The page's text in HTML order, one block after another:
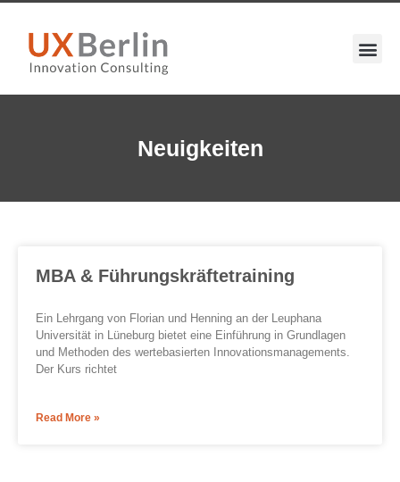
Neuigkeiten
MBA & Führungskräftetraining
Ein Lehrgang von Florian und Henning an der Leuphana
Universität in Lüneburg bietet eine Einführung in Grundlagen
und Methoden des wertebasierten Innovationsmanagements.
Der Kurs richtet
Read More »